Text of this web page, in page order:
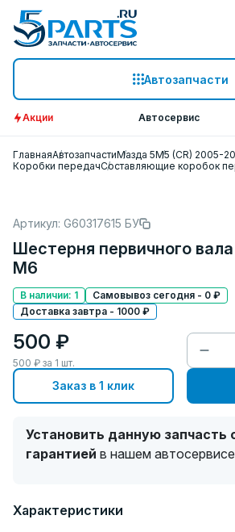
Автозапчасти
Акции Автосервис
ГлавнаяАвтозапчастиМазда 5M5 (CR) 2005-
Коробки передачСоставляющие коробок
Артикул: G60317615 БУ
Шестерня первичного
M6
В наличии: 1
Самовывоз сегодня - 0 ₽
Доставка завтра - 1000 ₽
500 ₽
500 ₽ за 1 шт.
Заказ в 1 клик
Установить данную запчасть
гарантией в нашем автосервисе
Характеристики